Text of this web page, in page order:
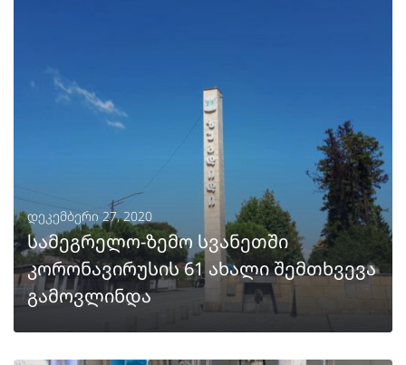
დეკემბერი 27, 2020
სამეგრელო-ზემო სვანეთში
კორონავირუსის 61 ახალი შემთხვევა
გამოვლინდა